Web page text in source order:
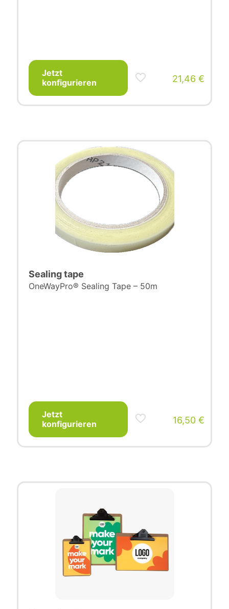
21,46 €
Jetzt
konfigurieren
Sealing tape
OneWayPro® Sealing Tape – 50m
16,50 €
Jetzt
konfigurieren